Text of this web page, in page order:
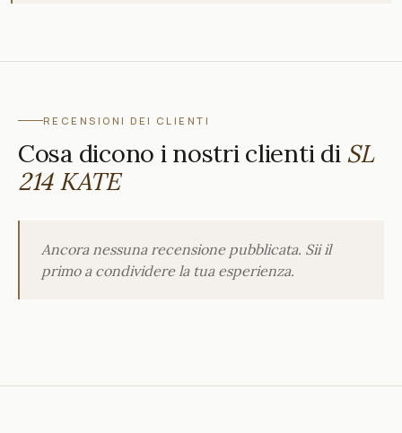
RECENSIONI DEI CLIENTI
Cosa dicono i nostri clienti di SL
214 KATE
Ancora nessuna recensione pubblicata. Sii il
primo a condividere la tua esperienza.